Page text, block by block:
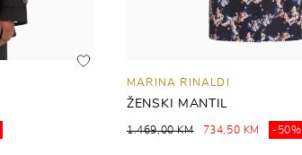
MARINA RINALDI
ŽENSKI MANTIL
1.469,00 KM 734,50 KM -50%